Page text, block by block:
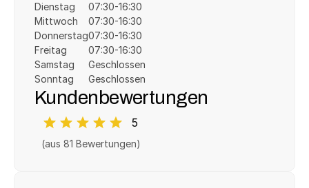
Dienstag
Mittwoch
Donnerstag
Freitag
Samstag
Sonntag
07:30-16:30
07:30-16:30
07:30-16:30
07:30-16:30
Geschlossen
Geschlossen
Kundenbewertungen
5
(aus 81 Bewertungen)